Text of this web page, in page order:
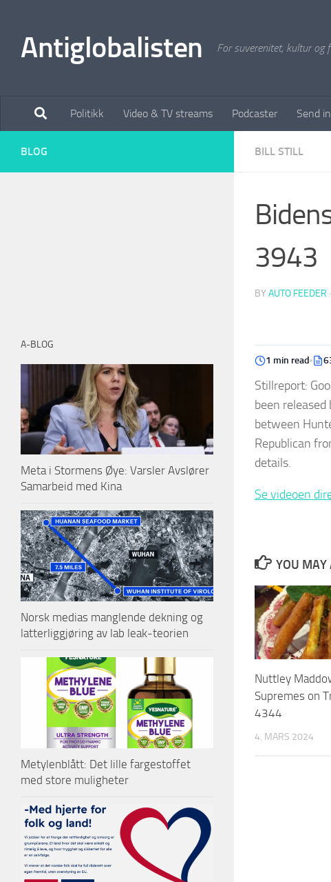
Antiglobalisten For suverenitet, kultur og
Politikk Video & TV streams Podcaster Send
BILL STILL
3943
BY AUTO FEEDER ·
1 min read
Stillreport:
been
between
Republican
details.
Se videoen
YOU MAY
Nuttley
Supremes on
4344
4. MARS 2024
BLOG
A-BLOG
Meta i Stormens Øye: Varsler Avslører
Samarbeid med Kina
Norsk medias manglende dekning og
latterliggjøring av lab leak-teorien
Metylenblått: Det lille fargestoffet
med store muligheter